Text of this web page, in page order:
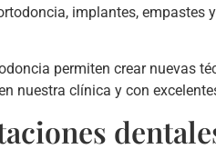
implantes,
permiten crear nuevas
nuestra clínica y con